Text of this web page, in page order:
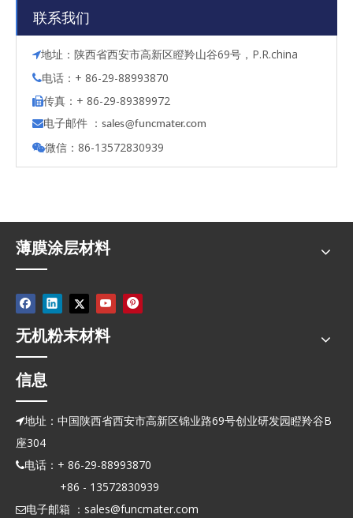
联系我们
地址：陕西省西安市高新区瞪羚山谷69号，P.R.china
电话：+ 86-29-88993870
传真：+ 86-29-89389972
电子邮件 ： sales@funcmater.com
微信：86-13572830939
薄膜涂层材料
无机粉末材料
信息
地址：中国陕西省西安市高新区锦业路69号创业研发园瞪羚谷B
座304
电话：+ 86-29-88993870
+86 - 13572830939
电子邮箱 ： sales@funcmater.com